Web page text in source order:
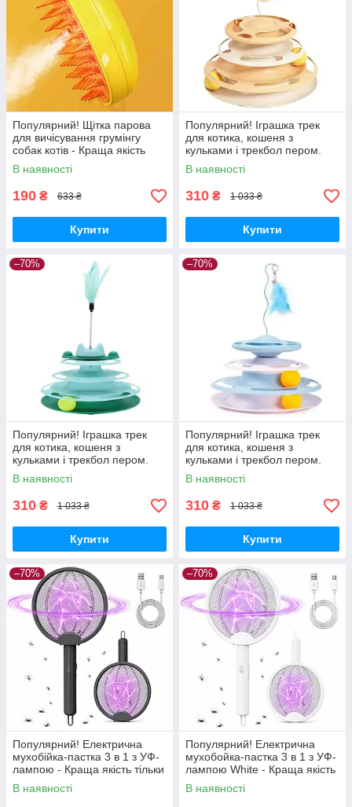
Популярний! Щітка парова
для вичісування грумінгу
собак котів - Краща якість
тільки на Nukleon.com.ua
В наявності
190 ₴ 633 ₴
Купити
Популярний! Іграшка трек
для котика, кошеня з
кульками і трекбол пером.
Колір: оранжевий - Краща
якість тільки на
Nukleon.com.ua
В наявності
310 ₴ 1 033 ₴
Купити
–70%
Популярний! Іграшка трек
для котика, кошеня з
кульками і трекбол пером.
Колір: зелений - Краща якість
тільки на Nukleon.com.ua
В наявності
310 ₴ 1 033 ₴
Купити
–70%
Популярний! Іграшка трек
для котика, кошеня з
кульками і трекбол пером.
Колір: синій - Краща якість
тільки на Nukleon.com.ua
В наявності
310 ₴ 1 033 ₴
Купити
–70%
Популярний! Електрична
мухобійка-пастка 3 в 1 з УФ-
лампою - Краща якість тільки
на Nukleon.com.ua
В наявності
–70%
Популярний! Електрична
мухобойка-пастка 3 в 1 з УФ-
лампою White - Краща якість
тільки на Nukleon.com.ua
В наявності